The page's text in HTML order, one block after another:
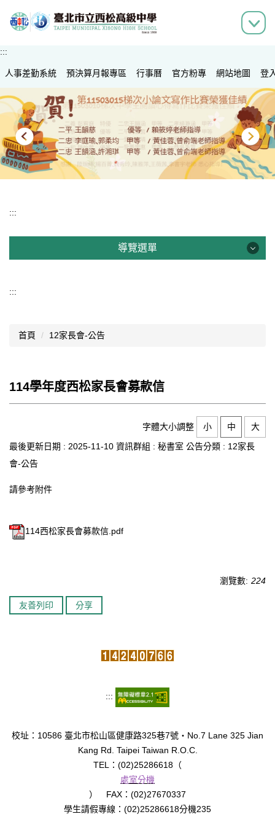
到
容
區
:::
人事差勤系統 預決算月報專區 行事曆 官方粉專 網站地圖 登
:::
導覽選單
認識西松
文件資料
網站管理
行事曆
西松學習歷程檔案
教育品質保證
:::
首頁 12家長會-公告
114學年度西松家長會募款信
字體大小調整 小 中
大
最後更新日期 : 2025-11-10 資訊群組 : 秘書室 公告分類 : 12家長
會-公告
請參考附件
114西松家長會募款信.pdf
瀏覽數: 224
友善列印 分享
:::
校址：10586 臺北市松山區健康路325巷7號‧No.7 Lane 325 Jian
Kang Rd. Taipei Taiwan R.O.C.
TEL：(02)25286618（
處室分機
） FAX：(02)27670337
學生請假專線：(02)25286618分機235